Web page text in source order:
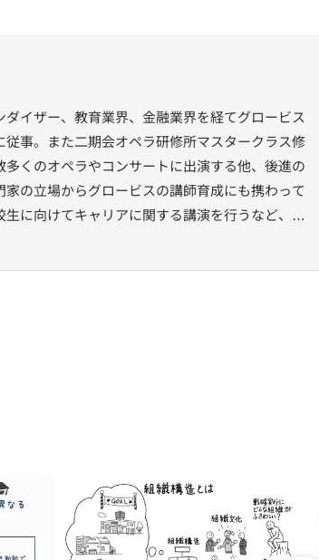
イザー、教育業界、金融業界を経てグロービス
事。また二期会オペラ研修所マスタークラス修
くのオペラやコンサートに出演する他、後進の
の立場からグロービスの講師育成にも携わって
に向けてキャリアに関する講演を行うなど、幅
ラノ会員。